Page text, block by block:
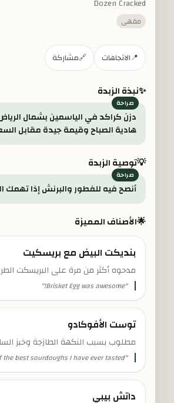
Dozen Cracked
مقهى
📍الاتجاهات 🔗مشاركة
✨نبذة الزبدة
دزن كراكد في الياسمين بشمال
هادية الصباح وقيمة جيدة مقابل
💡توصية الزبدة
أنصح فيه للفطور والبرنش إذا تهمك
🌟الأصناف المميزة
بنديكت البيض مع بريسكيت
مدحوه أكثر من مرة على البريسكت
"
Brisket Egg was awesome!
"
توست الأفوكادو
مطلوب بسبب النكهة الطازجة وخبز
"
best sourdoughs I have ever tasted.
داتش بيبي